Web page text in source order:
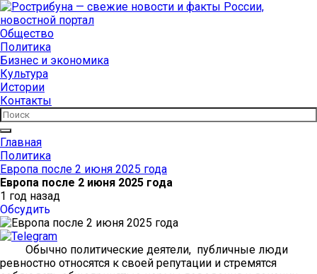
Общество
Политика
Бизнес и экономика
Культура
Истории
Контакты
Главная
Политика
Европа после 2 июня 2025 года
Европа после 2 июня 2025 года
1 год назад
Обсудить
Обычно политические деятели, публичные люди
ревностно относятся к своей репутации и стремятся